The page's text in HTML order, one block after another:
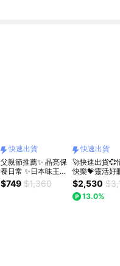
快速出貨
父親節推薦✨ 晶亮保
養日常 ✨日本味王
金盞花葉黃素強化B
群特別版(30粒/盒)
$749 $1,360
快速出貨
🚀快速出貨💞
快樂💝靈活好
1+1組【悠活
關健複方膠囊
II+玻尿酸(30
$2,530
13.0%